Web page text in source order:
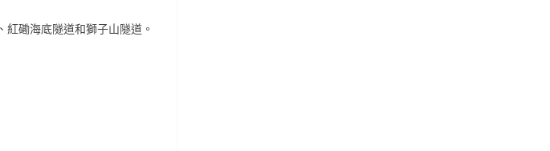
磡海底隧道和獅子山隧道。